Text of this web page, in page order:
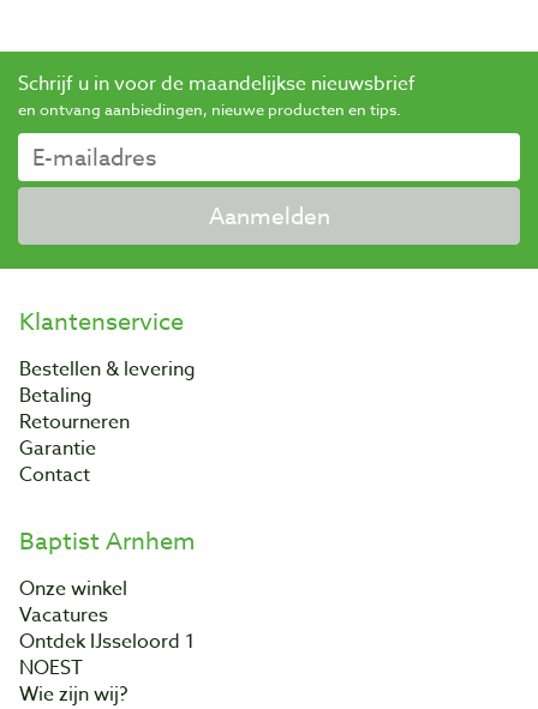
Schrijf u in voor de maandelijkse nieuwsbrief
en ontvang aanbiedingen, nieuwe producten en tips.
Aanmelden
Klantenservice
Bestellen & levering
Betaling
Retourneren
Garantie
Contact
Baptist Arnhem
Onze winkel
Vacatures
Ontdek IJsseloord 1
NOEST
Wie zijn wij?